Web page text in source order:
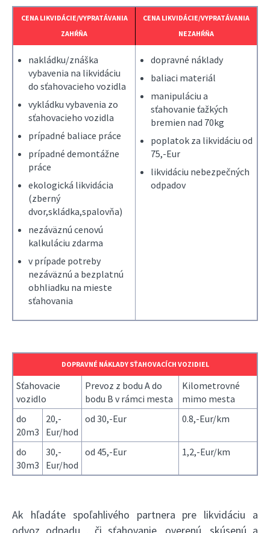
CENA LIKVIDÁCIE/VYPRATÁVANIA
ZAHŔŇA
CENA LIKVIDÁCIE/VYPRATÁVANIA
NEZAHŔŇA
nakládku/znáška
vybavenia na likvidáciu
do sťahovacieho vozidla
vykládku vybavenia zo
sťahovacieho vozidla
prípadné baliace práce
prípadné demontážne
práce
ekologická likvidácia
(zberný
dvor,skládka,spalovňa)
nezáväznú cenovú
kalkuláciu zdarma
v prípade potreby
nezáväznú a bezplatnú
obhliadku na mieste
sťahovania
dopravné náklady
baliaci materiál
manipuláciu a
sťahovanie ťažkých
bremien nad 70kg
poplatok za likvidáciu od
75,-Eur
likvidáciu nebezpečných
odpadov
DOPRAVNÉ NÁKLADY SŤAHOVACÍCH VOZIDIEL
Sťahovacie
vozidlo
Prevoz z bodu A do
bodu B v rámci mesta
Kilometrovné
mimo mesta
do
20m3
20,-
Eur/hod
od 30,-Eur 0.8,-Eur/km
do
30m3
30,-
Eur/hod
od 45,-Eur 1,2,-Eur/km
Ak hľadáte spoľahlivého partnera pre likvidáciu a